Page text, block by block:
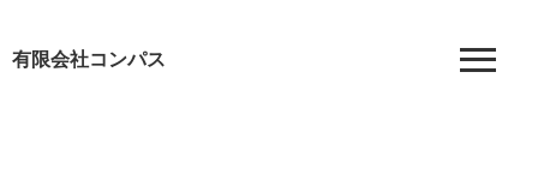
有限会社コンパス